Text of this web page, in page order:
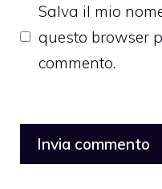
Salva il mio
questo browser
commento.